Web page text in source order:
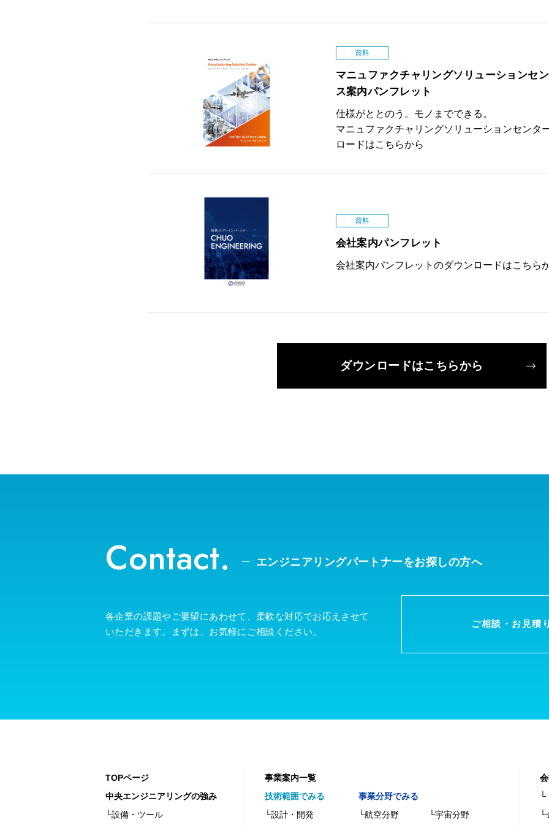
資料
マニュファクチャリングソリューションセ
ス案内パンフレット
仕様がととのう。モノまでできる。
マニュファクチャリングソリューションセンタ
ロードはこちらから
資料
会社案内パンフレット
会社案内パンフレットのダウンロードはこちら
ダウンロードはこちらから
Contact. エンジニアリングパートナーをお探しの方へ
各企業の課題やご要望にあわせて、柔軟な対応でお応えさせて
いただきます。まずは、お気軽にご相談ください。
ご相談・お見積
TOPページ
中央エンジニアリングの強み
└設備・ツール
事業案内一覧
技術範囲でみる
└設計・開発
事業分野でみる
└航空分野
└宇宙分野
└
└